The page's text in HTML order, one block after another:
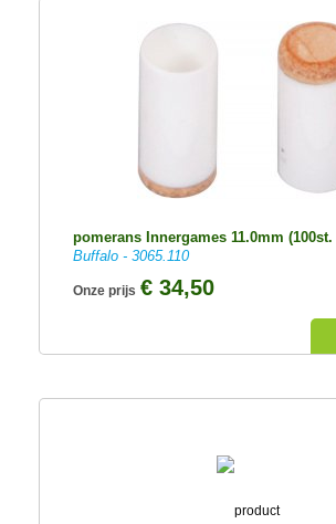
pomerans Innergames 11.0mm (100st.
Buffalo - 3065.110
Onze prijs € 34,50